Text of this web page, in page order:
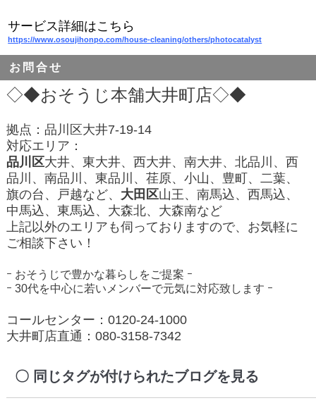
サービス詳細はこちら
https://www.osoujihonpo.com/house-cleaning/others/photocatalyst
お問合せ
◇◆おそうじ本舗大井町店◇◆
拠点：品川区大井7-19-14
対応エリア：
品川区大井、東大井、西大井、南大井、北品川、西
品川、南品川、東品川、荏原、小山、豊町、二葉、
旗の台、戸越など、 大田区山王、南馬込、西馬込、
中馬込、東馬込、大森北、大森南など
上記以外のエリアも伺っておりますので、お気軽に
ご相談下さい！
ｰ おそうじで豊かな暮らしをご提案 ｰ
ｰ 30代を中心に若いメンバーで元気に対応致します ｰ
コールセンター：0120-24-1000
大井町店直通：080-3158-7342
同じタグが付けられたブログを見る